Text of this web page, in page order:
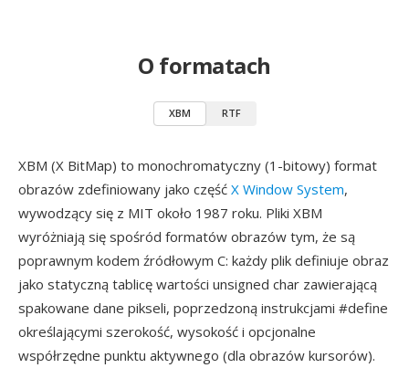
O formatach
XBM RTF
XBM (X BitMap) to monochromatyczny (1-bitowy) format
obrazów zdefiniowany jako część X Window System,
wywodzący się z MIT około 1987 roku. Pliki XBM
wyróżniają się spośród formatów obrazów tym, że są
poprawnym kodem źródłowym C: każdy plik definiuje obraz
jako statyczną tablicę wartości unsigned char zawierającą
spakowane dane pikseli, poprzedzoną instrukcjami #define
określającymi szerokość, wysokość i opcjonalne
współrzędne punktu aktywnego (dla obrazów kursorów).